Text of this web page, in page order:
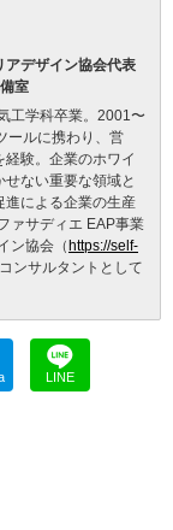
アデザイン協会代表
室
工学科卒業。2001〜
ールに携わり、営
験。企業のホワイ
ない重要な領域と
進による企業の生産
ァサディエ EAP事業
ン協会（ https://self-
ンサルタントとして
LINE